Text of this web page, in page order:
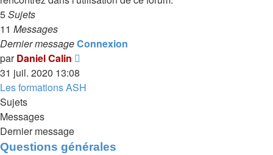
5Sujets
11 Messages
Dernier messageConnexion
parDaniel Calin
dernier
31 juil. 2020 13:08
Les formations ASH
Sujets
Messages
Dernier message
Questions générales